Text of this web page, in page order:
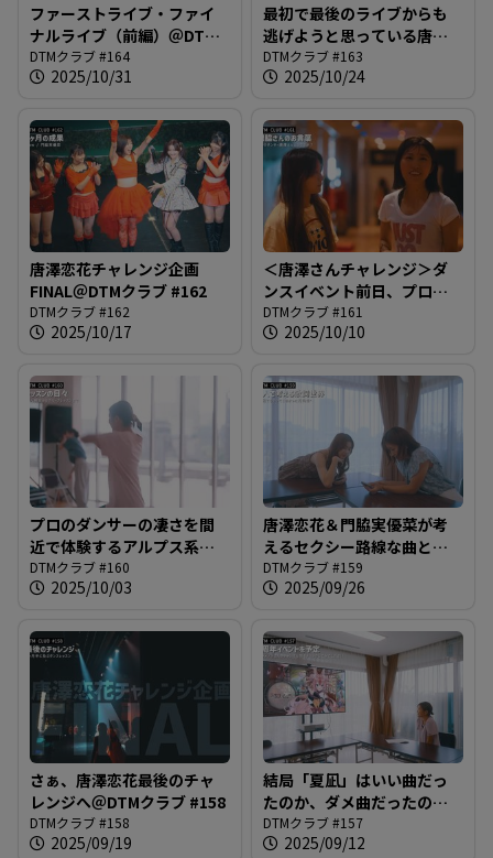
ファーストライブ・ファイ
ナルライブ（前編）＠DTM
クラブ #164
DTMクラブ #164
2025/10/31
最初で最後のライブからも
逃げようと思っている唐澤
さん＠DTMクラブ #163
DTMクラブ #163
2025/10/24
唐澤恋花チャレンジ企画
FINAL＠DTMクラブ #162
DTMクラブ #162
2025/10/17
＜唐澤さんチャレンジ＞ダ
ンスイベント前日、プロフ
ェッショナルのステージで
唐澤さんは何を思う？＠
DTMクラブ #161
2025/10/10
プロのダンサーの凄さを間
近で体験するアルプス系女
子・唐澤恋花＠DTMクラブ
#160
DTMクラブ #160
2025/10/03
唐澤恋花＆門脇実優菜が考
えるセクシー路線な曲とダ
ンス＠DTMクラブ #159
DTMクラブ #159
2025/09/26
さぁ、唐澤恋花最後のチャ
レンジへ＠DTMクラブ #158
DTMクラブ #158
2025/09/19
結局「夏凪」はいい曲だっ
たのか、ダメ曲だったのか
を考える。ほぼメノラさん
のおかげでは？＠DTMクラ
DTMクラブ #157
2025/09/12